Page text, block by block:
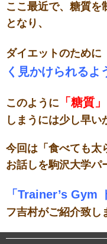
ここ最近で、糖質を
となり、
ダイエットのために
く見かけられるよ
このように 「糖質
しまうには少し早い
今回は「食べても太
お話しを駒沢大学パ
「Trainer’s Gym
フ吉村がご紹介致し